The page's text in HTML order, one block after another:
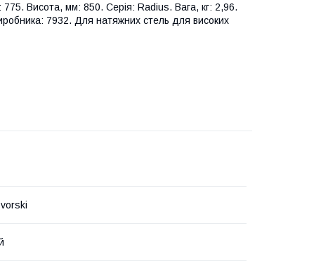
Висота, мм: 850. Серія: Radius. Вага, кг: 2,96.
7932. Для натяжних стель для високих